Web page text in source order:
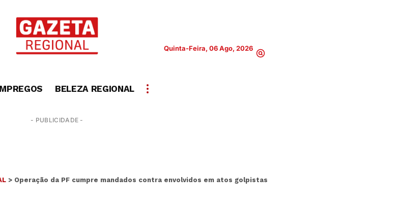
Quinta-Feira, 06 Ago, 2026
BELEZA REGIONAL
- PUBLICIDADE -
> Operação da PF cumpre mandados contra envolvidos em atos golpistas